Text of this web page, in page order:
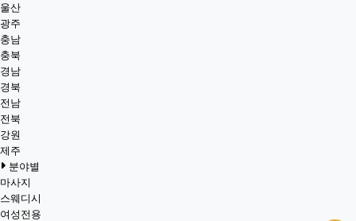
울산
광주
충남
충북
경남
경북
전남
전북
강원
제주
분야별
마사지
스웨디시
여성전용